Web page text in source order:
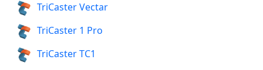
TriCaster Vectar
TriCaster 1 Pro
TriCaster TC1